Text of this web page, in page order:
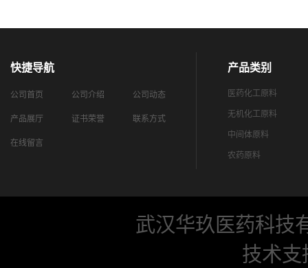
快捷导航
公司首页 公司介绍 公司动态
产品展厅 证书荣誉 联系方式
在线留言
产品类别
医药化工原料
无机化工原料
中间体原料
农药原料
武汉华玖医药科技
技术